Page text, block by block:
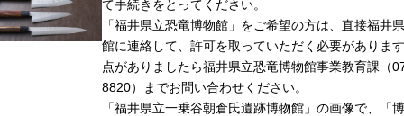
て手続きをとってください。
「福井県立恐竜博物館」をご希望の方は、直接福井
館に連絡して、許可を取っていただく必要がありま
点がありましたら福井県立恐竜博物館事業教育課（
8820）までお問い合わせください。
「福井県立一乗谷朝倉氏遺跡博物館」の画像で、「